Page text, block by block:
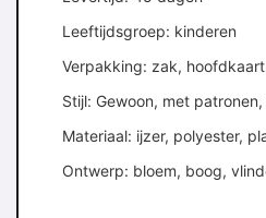
Leeftijdsgroep: kinderen
Verpakking: zak,
Stijl: Gewoon, met
Materiaal: ijzer, polyester,
Ontwerp: bloem, boog,